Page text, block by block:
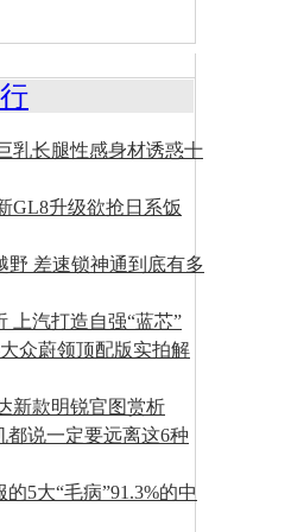
乳长腿性感身材诱惑十
GL8升级欲抢日系饭
野 差速锁神通到底有多
上汽打造自强“蓝芯”
众蔚领顶配版实拍解
新款明锐官图赏析
都说一定要远离这6种
5大“毛病”91.3%的中